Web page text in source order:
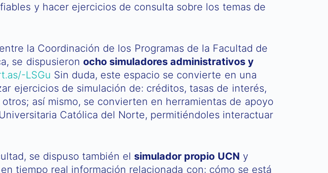
y hacer ejercicios de consulta sobre los temas de
la Coordinación de los Programas de la Facultad de
se dispusieron ocho simuladores administrativos y
LSGu Sin duda, este espacio se convierte en una
ejercicios de simulación de: créditos, tasas de interés,
así mismo, se convierten en herramientas de apoyo
Católica del Norte, permitiéndoles interactuar
se dispuso también el simulador propio UCN y
tiempo real información relacionada con: cómo se está